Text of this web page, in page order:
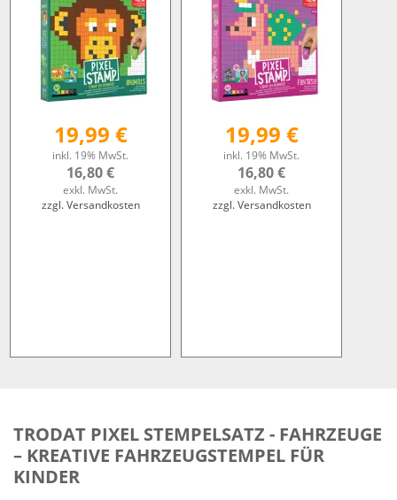
19,99 €
inkl. 19% MwSt.
16,80 €
exkl. MwSt.
zzgl. Versandkosten
19,99 €
inkl. 19% MwSt.
16,80 €
exkl. MwSt.
zzgl. Versandkosten
TRODAT PIXEL STEMPELSATZ - FAHRZEUGE
– KREATIVE FAHRZEUGSTEMPEL FÜR
KINDER